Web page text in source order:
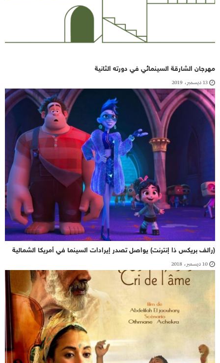
مهرجان الشارقة السينمائي في دورته الثانية
13 ديسمبر، 2019
(رالف بريكس ذا إنترنت) يواصل تصدر إيرادات السينما في أمريكا الشمالية
10 ديسمبر، 2018